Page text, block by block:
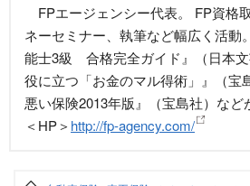
FPエージェンシー代表。 FP資格
ネーセミナー、執筆など幅広く活動
能士3級 合格完全ガイド』（日本
役に立つ「お金のマル得術」』（宝
悪い保険2013年版』（宝島社）など
＜HP＞ http://fp-agency.com/